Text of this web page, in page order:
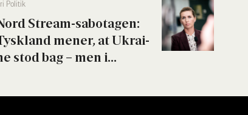
Poli­tik
Stream-sabo­ta­gen:
mener, at Ukrai­
stod bag – men i...